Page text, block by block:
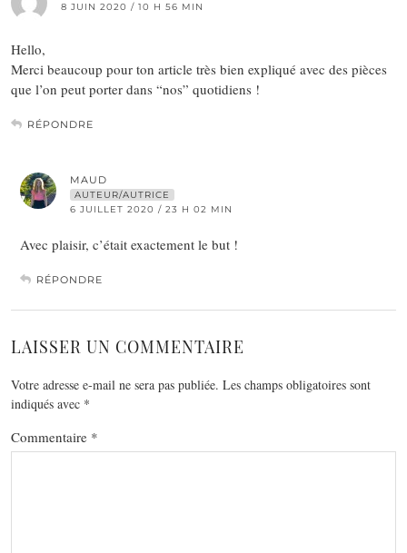
8 JUIN 2020 / 10 H 56 MIN
Hello,
Merci beaucoup pour ton article très bien expliqué avec des pièces
que l’on peut porter dans “nos” quotidiens !
RÉPONDRE
MAUD
AUTEUR/AUTRICE
6 JUILLET 2020 / 23 H 02 MIN
Avec plaisir, c’était exactement le but !
RÉPONDRE
LAISSER UN COMMENTAIRE
Votre adresse e-mail ne sera pas publiée. Les champs obligatoires sont
indiqués avec *
Commentaire *